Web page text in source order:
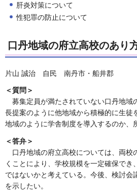
肝炎対策について
性犯罪の防止について
口丹地域の府立高校のあり
片山 誠治 自民 南丹市・船井郡
＜質問＞
募集定員が満たされていない口丹地域
長提案のように他地域から積極的に生徒
地域のように学舎制度を導入するのか、
＜答弁＞
口丹地域の府立高校については、両校
くことにより、学校規模を一定確保でき
ではないかと考えている。今後、検討会
を示したい。